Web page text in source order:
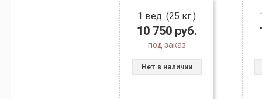
1 вед. (25 кг.)
10 750 руб.
под заказ
Нет в наличии